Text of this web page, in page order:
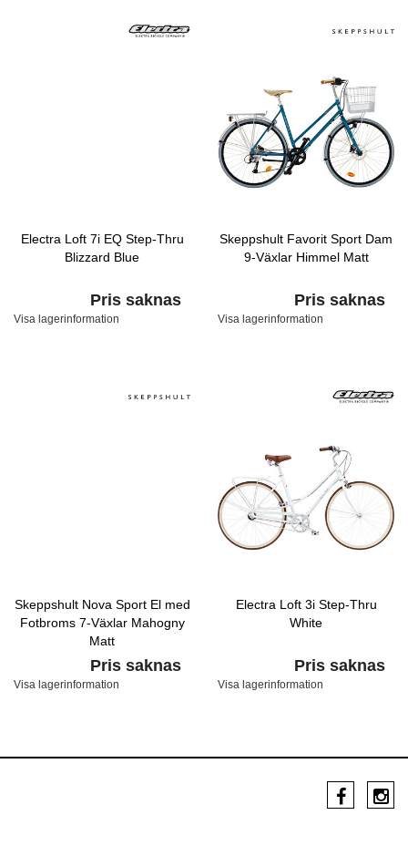
Electra Loft 7i EQ Step-Thru
Blizzard Blue
Pris saknas
Visa lagerinformation
Skeppshult Favorit Sport Dam
9-Växlar Himmel Matt
Pris saknas
Visa lagerinformation
Skeppshult Nova Sport El med
Fotbroms 7-Växlar Mahogny
Matt
Pris saknas
Visa lagerinformation
Electra Loft 3i Step-Thru
White
Pris saknas
Visa lagerinformation